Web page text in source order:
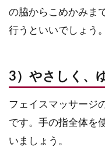
の脇からこめかみま
行うといいでしょう。
3）やさしく、
フェイスマッサージ
です。手の指全体を
いましょう。